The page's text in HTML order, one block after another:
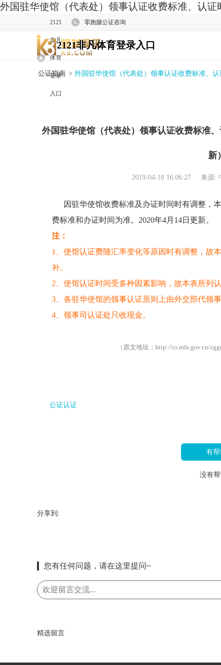
外国驻华使馆（代表处）领事认证收费标准、认
2121
非凡
体育
登录
入口
零跑腿公证咨询
2121非凡体育登录入口
公证指南 > 外国驻华使馆（代表处）领事认证收费标准、
外国驻华使馆（代表处）领事认证收费标准
新
2019-04-18 16:06:27 来源:
因驻华使馆收费标准及办证时间时有调整，
费标准和办证时间为准。2020年4月14日更新。
注：
1、使馆认证费随汇率变化等原因时有调整，故
补。
2、使馆认证时间受多种因素影响，故本表所列
3、各驻华使馆的领事认证原则上由外交部代领
4、领事司认证处只收现金。
（原文地址：http://cs.mfa.gov.cn/
公证认证
有
没有
分享到:
您有任何问题，请在这里提问~
精选留言